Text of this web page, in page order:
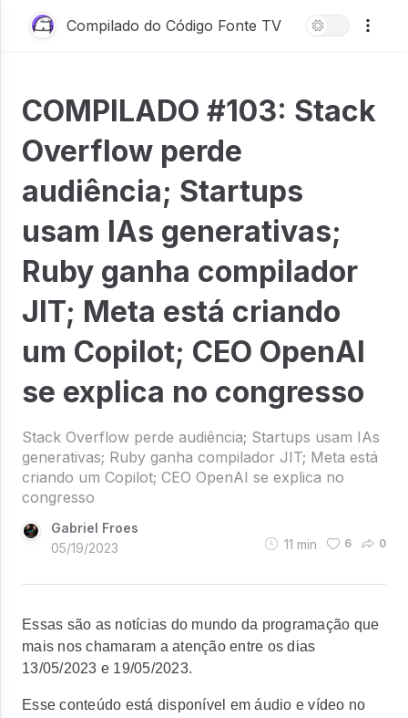
Compilado do Código Fonte TV
COMPILADO #103: Stack
Overflow perde
audiência; Startups
usam IAs generativas;
Ruby ganha compilador
JIT; Meta está criando
um Copilot; CEO OpenAI
se explica no congresso
Stack Overflow perde audiência; Startups usam IAs
generativas; Ruby ganha compilador JIT; Meta está
criando um Copilot; CEO OpenAI se explica no
congresso
Gabriel Froes
05/19/2023
11 min 6 0
Essas são as notícias do mundo da programação que
mais nos chamaram a atenção entre os dias
13/05/2023 e 19/05/2023.
Esse conteúdo está disponível em áudio e vídeo no